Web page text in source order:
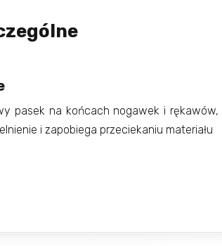
pasek na końcach nogawek i rękawów,
i zapobiega przeciekaniu materiału